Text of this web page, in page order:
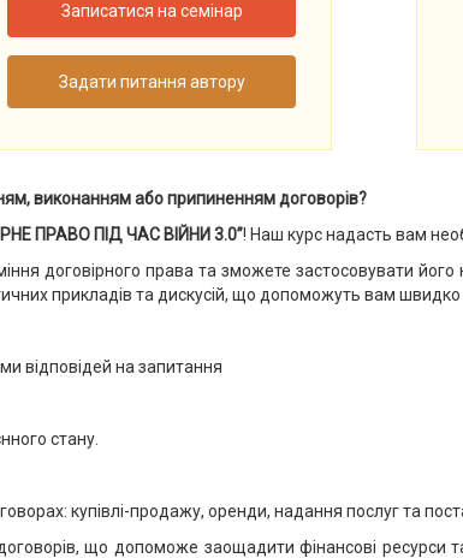
Записатися на семінар
Задати питання автору
виконанням або припиненням договорів?
ПРАВО ПІД ЧАС ВІЙНИ 3.0”! Наш курс надасть вам
договірного права та зможете застосовувати його
прикладів та дискусій, що допоможуть вам швидко
відповідей на запитання
стану.
купівлі-продажу, оренди, надання послуг та
що допоможе заощадити фінансові ресурси